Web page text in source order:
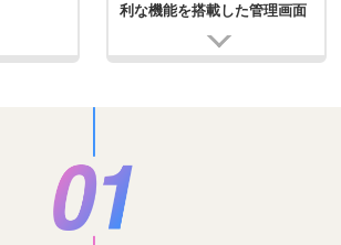
利な機能を搭載した管理画面